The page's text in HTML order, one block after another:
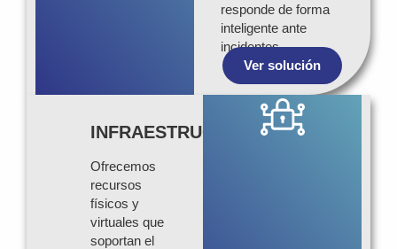
responde de forma
inteligente ante
incidentes…
Ver solución
INFRAESTRUCTURA
Ofrecemos
recursos
físicos y
virtuales que
soportan el